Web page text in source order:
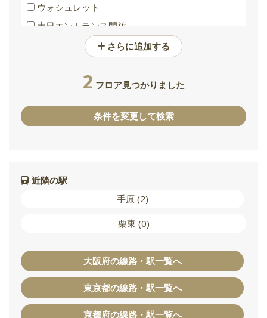
ウォシュレット
土日エントランス開放
バリアフリートイレさらに追加する
2 フロア見つかりました
条件を変更して検索
近隣の駅
手原 (2)
栗東 (0)
大阪府の線路・駅一覧へ
東京都の線路・駅一覧へ
京都府の線路・駅一覧へ